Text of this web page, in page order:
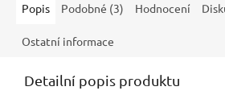
Popis Podobné (3) Hodnocení
Ostatní informace
Detailní popis produktu